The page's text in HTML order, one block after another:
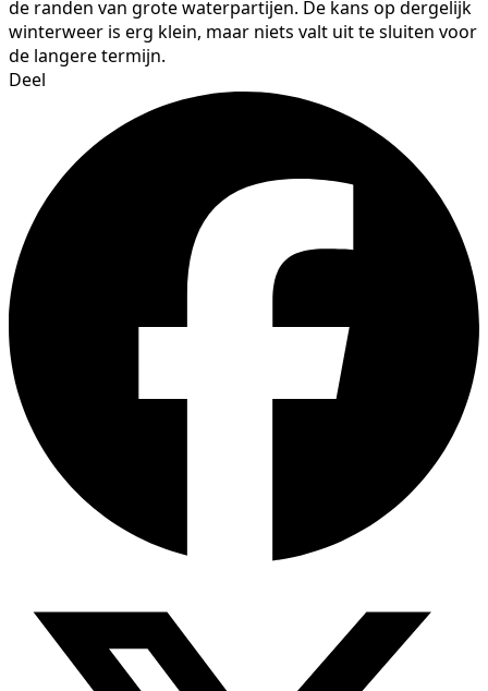
de randen van grote waterpartijen. De kans op dergelijk
winterweer is erg klein, maar niets valt uit te sluiten voor
de langere termijn.
Deel